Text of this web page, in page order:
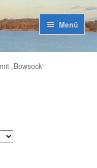
Menü
„Bowsock“